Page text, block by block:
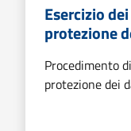
Esercizio
protezione
Procedimento
protezione dei